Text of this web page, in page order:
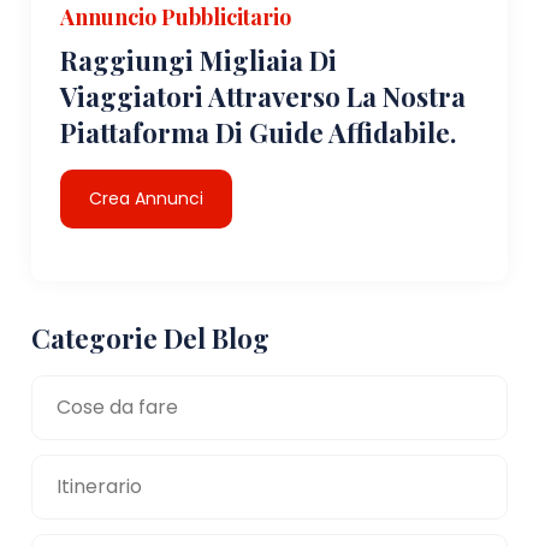
Annuncio Pubblicitario
Raggiungi Migliaia Di
Viaggiatori Attraverso La Nostra
Piattaforma Di Guide Affidabile.
Crea Annunci
Categorie Del Blog
Cose da fare
Itinerario